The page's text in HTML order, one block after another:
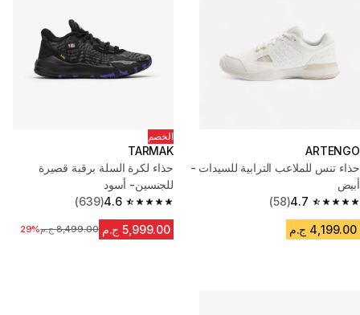
ARTENGO
حذاء تنس للملاعب الترابية للسيدات -
أبيض
4.7
4.7 out of 5 stars from 58 reviews
(58)
4,199.00 ج.م
الخصم
TARMAK
حذاء لكرة السلة برقبة قصيرة
للجنسين- أسود
4.6
4.6 out of 5 stars from 639 reviews
(639)
5,999.00 ج.م السعر قبل التخفيض
8,499.00 ج.م 29%